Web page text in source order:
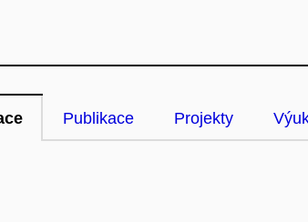
Publikace Projekty